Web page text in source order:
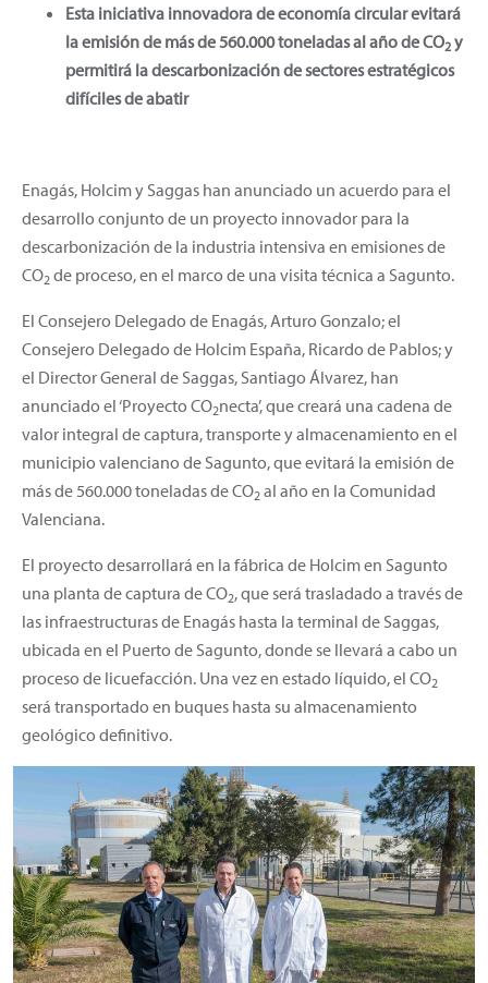
Esta iniciativa innovadora de economía circular evitará
la emisión de más de 560.000 toneladas al año de CO2 y
permitirá la descarbonización de sectores estratégicos
difíciles de abatir
Enagás, Holcim y Saggas han anunciado un acuerdo para el
desarrollo conjunto de un proyecto innovador para la
descarbonización de la industria intensiva en emisiones de
CO2 de proceso,en el marco de una visita técnica a Sagunto.
El Consejero Delegado de Enagás, Arturo Gonzalo; el
Consejero Delegado de Holcim España, Ricardo de Pablos; y
el Director General de Saggas, Santiago Álvarez, han
anunciado el ‘Proyecto CO2necta’, que creará una cadena de
valor integral de captura, transporte y almacenamiento en el
municipio valenciano de Sagunto, que evitará la emisión de
más de 560.000 toneladas de CO2 al año en la Comunidad
Valenciana.
El proyecto desarrollará en la fábrica de Holcim en Sagunto
una planta de captura de CO2, que será trasladado a través de
las infraestructuras de Enagás hasta la terminal de Saggas,
ubicada en el Puerto de Sagunto, donde se llevará a cabo un
proceso de licuefacción. Una vez en estado líquido, el CO2
será transportado en buques hasta su almacenamiento
geológico definitivo.